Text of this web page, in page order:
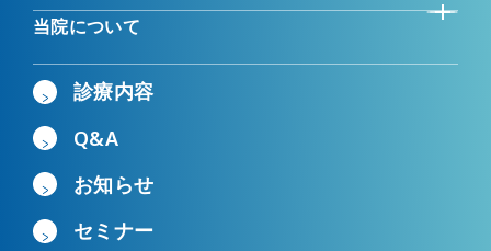
当院について
診療内容
Q&A
お知らせ
セミナー